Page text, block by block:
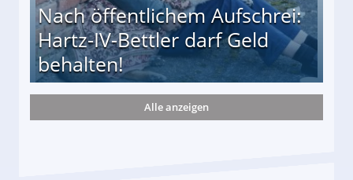
Nach öffentlichem Aufschrei:
Hartz-IV-Bettler darf Geld
behalten!
darf Geld behalten!
Alle anzeigen